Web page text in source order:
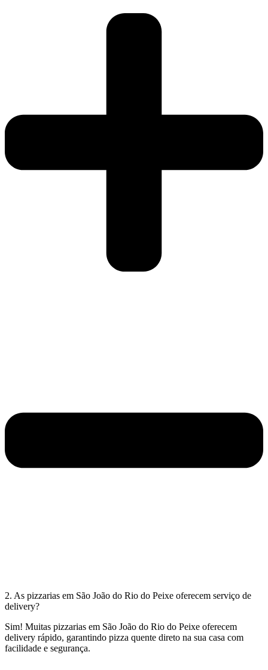
2. As pizzarias em São João do Rio do Peixe oferecem serviço de
delivery?
Sim! Muitas pizzarias em São João do Rio do Peixe oferecem
delivery rápido, garantindo pizza quente direto na sua casa com
facilidade e segurança.